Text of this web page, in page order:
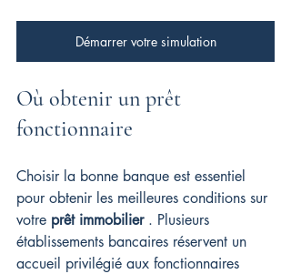
Démarrer votre simulation
Où obtenir un prêt
fonctionnaire
Choisir la bonne banque est essentiel
pour obtenir les meilleures conditions sur
votre prêt immobilier . Plusieurs
établissements bancaires réservent un
accueil privilégié aux fonctionnaires